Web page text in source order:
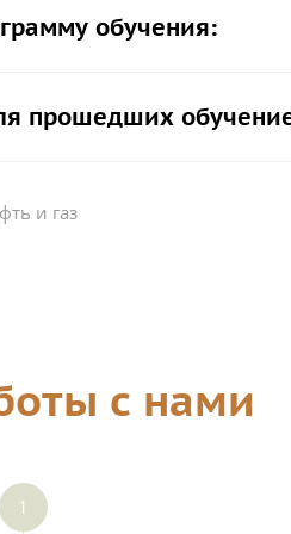
обучения:
прошедших
и газ
с нами